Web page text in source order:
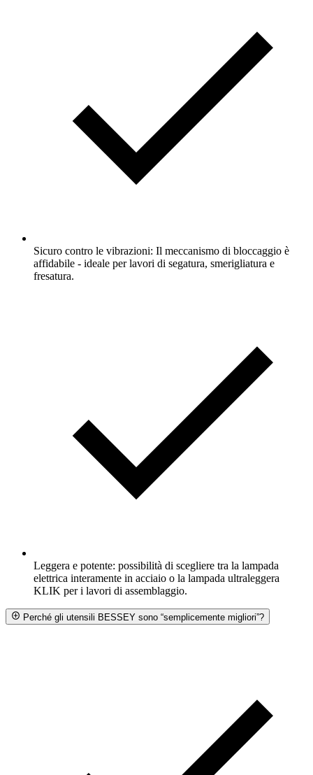
Sicuro contro le vibrazioni: Il meccanismo di bloccaggio è
affidabile - ideale per lavori di segatura, smerigliatura e
fresatura.
Leggera e potente: possibilità di scegliere tra la lampada
elettrica interamente in acciaio o la lampada ultraleggera
KLIK per i lavori di assemblaggio.
Perché gli utensili BESSEY sono “semplicemente migliori”?